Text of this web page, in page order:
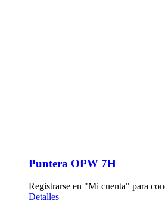
Puntera OPW 7H
Registrarse en "Mi cuenta" para
Detalles